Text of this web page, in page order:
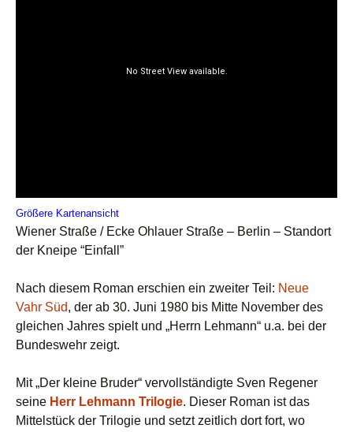
Größere Kartenansicht
Wiener Straße / Ecke Ohlauer Straße – Berlin – Standort
der Kneipe “Einfall”
Nach diesem Roman erschien ein zweiter Teil: Neue
Vahr Süd, der ab 30. Juni 1980 bis Mitte November des
gleichen Jahres spielt und „Herrn Lehmann“ u.a. bei der
Bundeswehr zeigt.
Mit „Der kleine Bruder“ vervollständigte Sven Regener
seine Herr Lehmann Trilogie. Dieser Roman ist das
Mittelstück der Trilogie und setzt zeitlich dort fort, wo